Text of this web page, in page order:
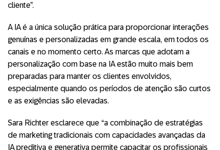
cliente”.
A IA é a única solução prática para proporcionar interações
genuínas e personalizadas em grande escala, em todos os
canais e no momento certo. As marcas que adotam a
personalização com base na IA estão muito mais bem
preparadas para manter os clientes envolvidos,
especialmente quando os períodos de atenção são curtos
e as exigências são elevadas.
Sara Richter esclarece que “a combinação de estratégias
de marketing tradicionais com capacidades avançadas da
IA preditiva e generativa permite capacitar os profissionais